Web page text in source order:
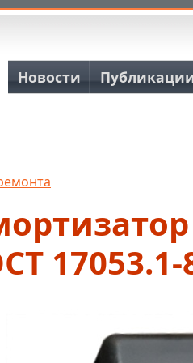
Основная
Новости
17053.1-